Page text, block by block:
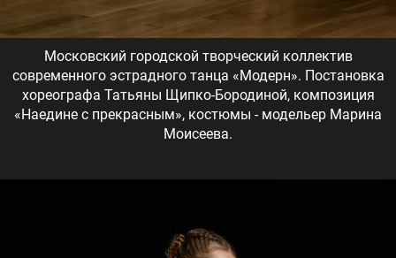
Московский городской творческий коллектив
современного эстрадного танца «Модерн». Постановка
хореографа Татьяны Щипко-Бородиной, композиция
«Наедине с прекрасным», костюмы - модельер Марина
Моисеева.